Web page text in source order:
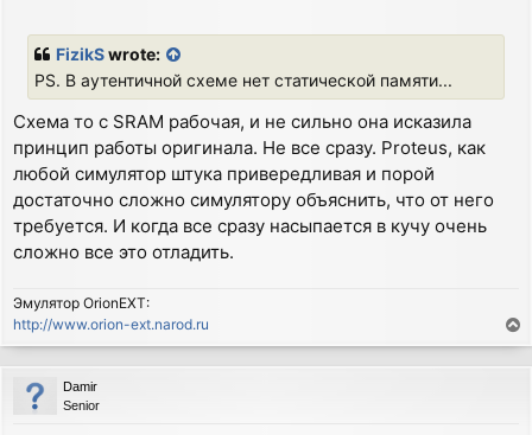
FizikSwrote:
PS. В аутентичной схеме нет статической памяти...
Схема то с SRAM рабочая, и не сильно она исказила
принцип работы оригинала. Не все сразу. Proteus, как
любой симулятор штука привередливая и порой
достаточно сложно симулятору объяснить, что от него
требуется. И когда все сразу насыпается в кучу очень
сложно все это отладить.
Эмулятор OrionEXT:
http://www.orion-ext.narod.ru
o
p
Damir
Senior